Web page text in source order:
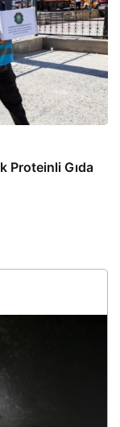
Proteinli Gıda